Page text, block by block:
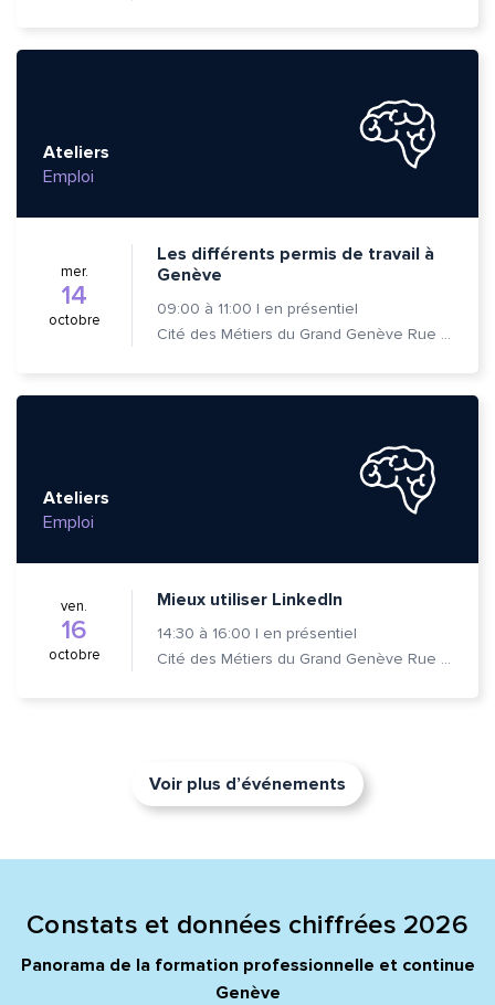
Ateliers
Emploi
mer.
14
octobre
Les différents permis de travail à
Genève
09:00 à 11:00 | en présentiel
Cité des Métiers du Grand Genève Rue Prévost-Martin 6 1205 Genève
Ateliers
Emploi
ven.
16
octobre
Mieux utiliser LinkedIn
14:30 à 16:00 | en présentiel
Cité des Métiers du Grand Genève Rue Prévost-Martin 6 1205 Genève
Voir plus d’événements
Constats et données chiffrées 2026
Panorama de la formation professionnelle et continue
Genève